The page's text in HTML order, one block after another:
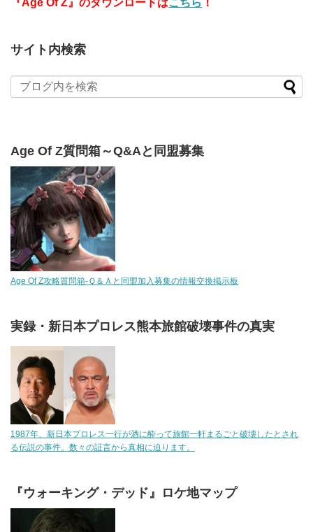
サイト内検索
Age Of Z質問箱～Q&Aと同盟募集
Age Of Z攻略質問箱-Ｑ＆Ａと同盟加入募集の情報交換掲示板
実録・新日本プロレス熊本旅館破壊事件の真実
1987年、新日本プロレス一行が酒に酔って旅館一軒まるごと破壊したとされ
る伝説の事件。数々の証言から真相に迫ります。
『ウォーキング・デッド』ロケ地マップ